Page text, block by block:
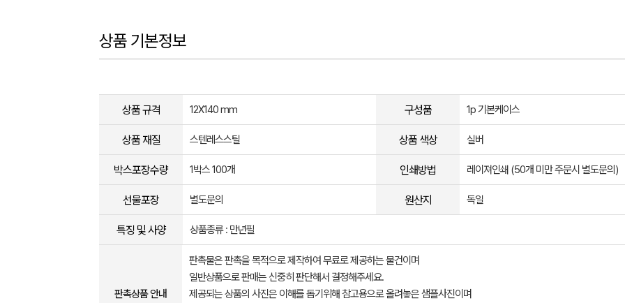
상품 기본정보
상품 규격 12X140 mm 구성품 1p 기본케이스
상품 재질 스텐레스스틸 상품 색상 실버
박스포장수량 1박스 100개 인쇄방법 레이져인쇄 (50개 미만 주문시 별도문의)
선물포장 별도문의 원산지 독일
특징 및 사양 상품종류 : 만년필
판촉상품 안내
판촉물은 판촉을 목적으로 제작하여 무료로 제공하는 물건이며
일반상품으로 판매는 신중히 판단해서 결정해주세요.
제공되는 상품의 사진은 이해를 돕기위해 참고용으로 올려놓은 샘플사진이며